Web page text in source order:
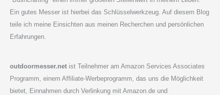
Ein gutes Messer ist hierbei das Schlüsselwerkzeug. Auf diesem Blog
teile ich meine Einsichten aus meinen Recherchen und persönlichen
Erfahrungen.
outdoormesser.netist Teilnehmer am Amazon Services Associates
Programm, einem Affiliate-Werbeprogramm, das uns die Möglichkeit
bietet, Einnahmen durch Verlinkung mit Amazon.de und